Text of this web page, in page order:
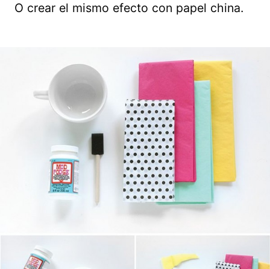
O crear el mismo efecto con papel china.